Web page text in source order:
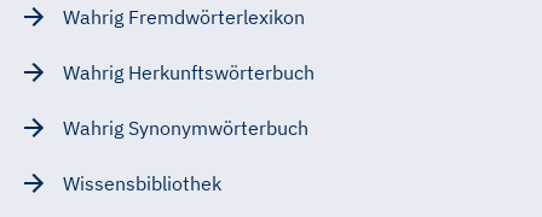
Wahrig Fremdwörterlexikon
Wahrig Herkunftswörterbuch
Wahrig Synonymwörterbuch
Wissensbibliothek